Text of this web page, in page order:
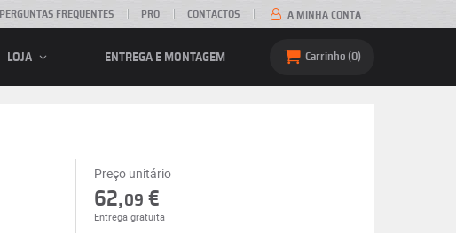
PERGUNTAS FREQUENTES PRO CONTACTOS A MINHA CONTA
LOJA ENTREGA E MONTAGEM Carrinho 0
Preço unitário
62,09 €
Entrega gratuita